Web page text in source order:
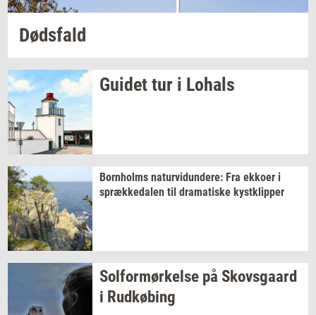
Døds­fald
Gu­i­det tur i Lo­hals
Born­holms na­tur­vi­dun­de­re: Fra ek­ko­er i
spræk­ke­da­len til dra­ma­ti­ske kyst­klip­per
Sol­for­mør­kel­se på Sko­vs­gaard
i Rud­kø­bing